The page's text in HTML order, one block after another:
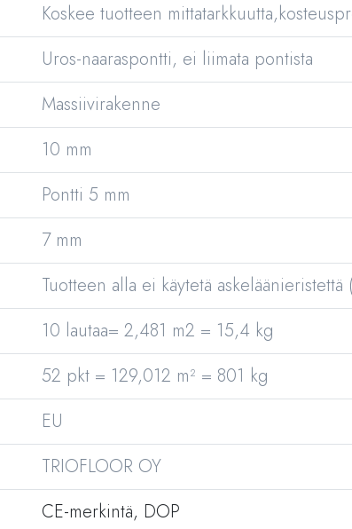
Koskee tuotteen
Uros-naaraspontti, ei liimata pontista
Massiivirakenne
10 mm
Pontti 5 mm
7 mm
Tuotteen alla ei käytetä
10 lautaa= 2,481 m2 = 15,4 kg
52 pkt = 129,012 m² = 801 kg
EU
TRIOFLOOR OY
CE-merkintä, DOP